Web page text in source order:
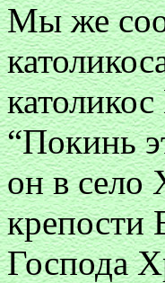
Мы же
“Покинь
он в село
крепости
Господа